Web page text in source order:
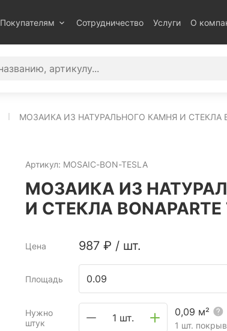
Покупателям Сотрудничество Услуги О
МОЗАИКА ИЗ НАТУРАЛЬНОГО КАМНЯ И СТЕКЛА
Артикул: MOSAIC-BON-TESLA
МОЗАИКА ИЗ
И СТЕКЛА BONAPARTE
Цена 987 ₽ / шт.
Площадь
Нужно
штук
1 шт.
0,09 м²
1 шт.